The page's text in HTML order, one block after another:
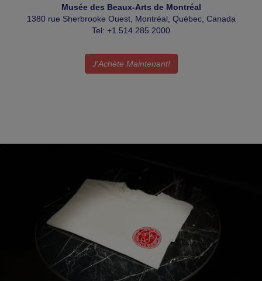
Musée des Beaux-Arts de Montréal
1380 rue Sherbrooke Ouest, Montréal, Québec, Canada
Tel: +1.514.285.2000
J'Achète Maintenant!